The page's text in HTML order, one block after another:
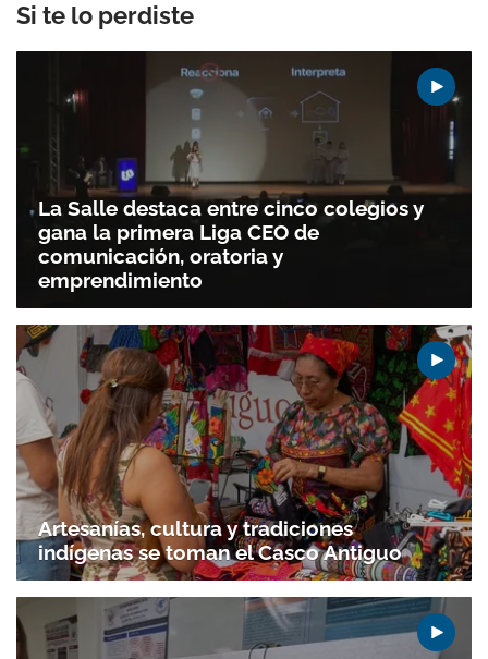
Si te lo perdiste
La Salle destaca entre cinco colegios y
gana la primera Liga CEO de
comunicación, oratoria y
emprendimiento
Artesanías, cultura y tradiciones
indígenas se toman el Casco Antiguo